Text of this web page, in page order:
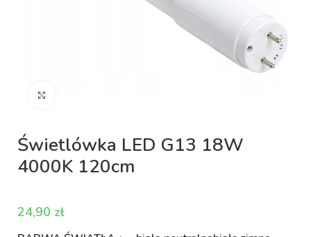
Świetlówka LED G13 18W
4000K 120cm
zł